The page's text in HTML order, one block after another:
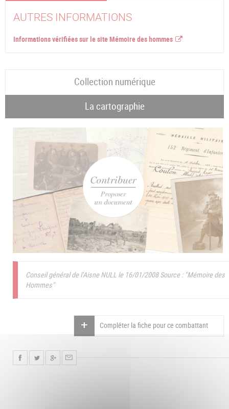
AUTRES INFORMATIONS
Informations vérifiées sur le site Mémoire des hommes
Collection numérique
La cartographie
Conseil général de l'Aisne NULL le 16/01/2008Source : "Mémoire des
Hommes"
Compléter la fiche pour ce combattant